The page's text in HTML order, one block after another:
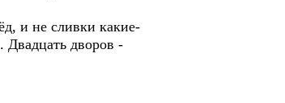
и не сливки какие-
дворов -